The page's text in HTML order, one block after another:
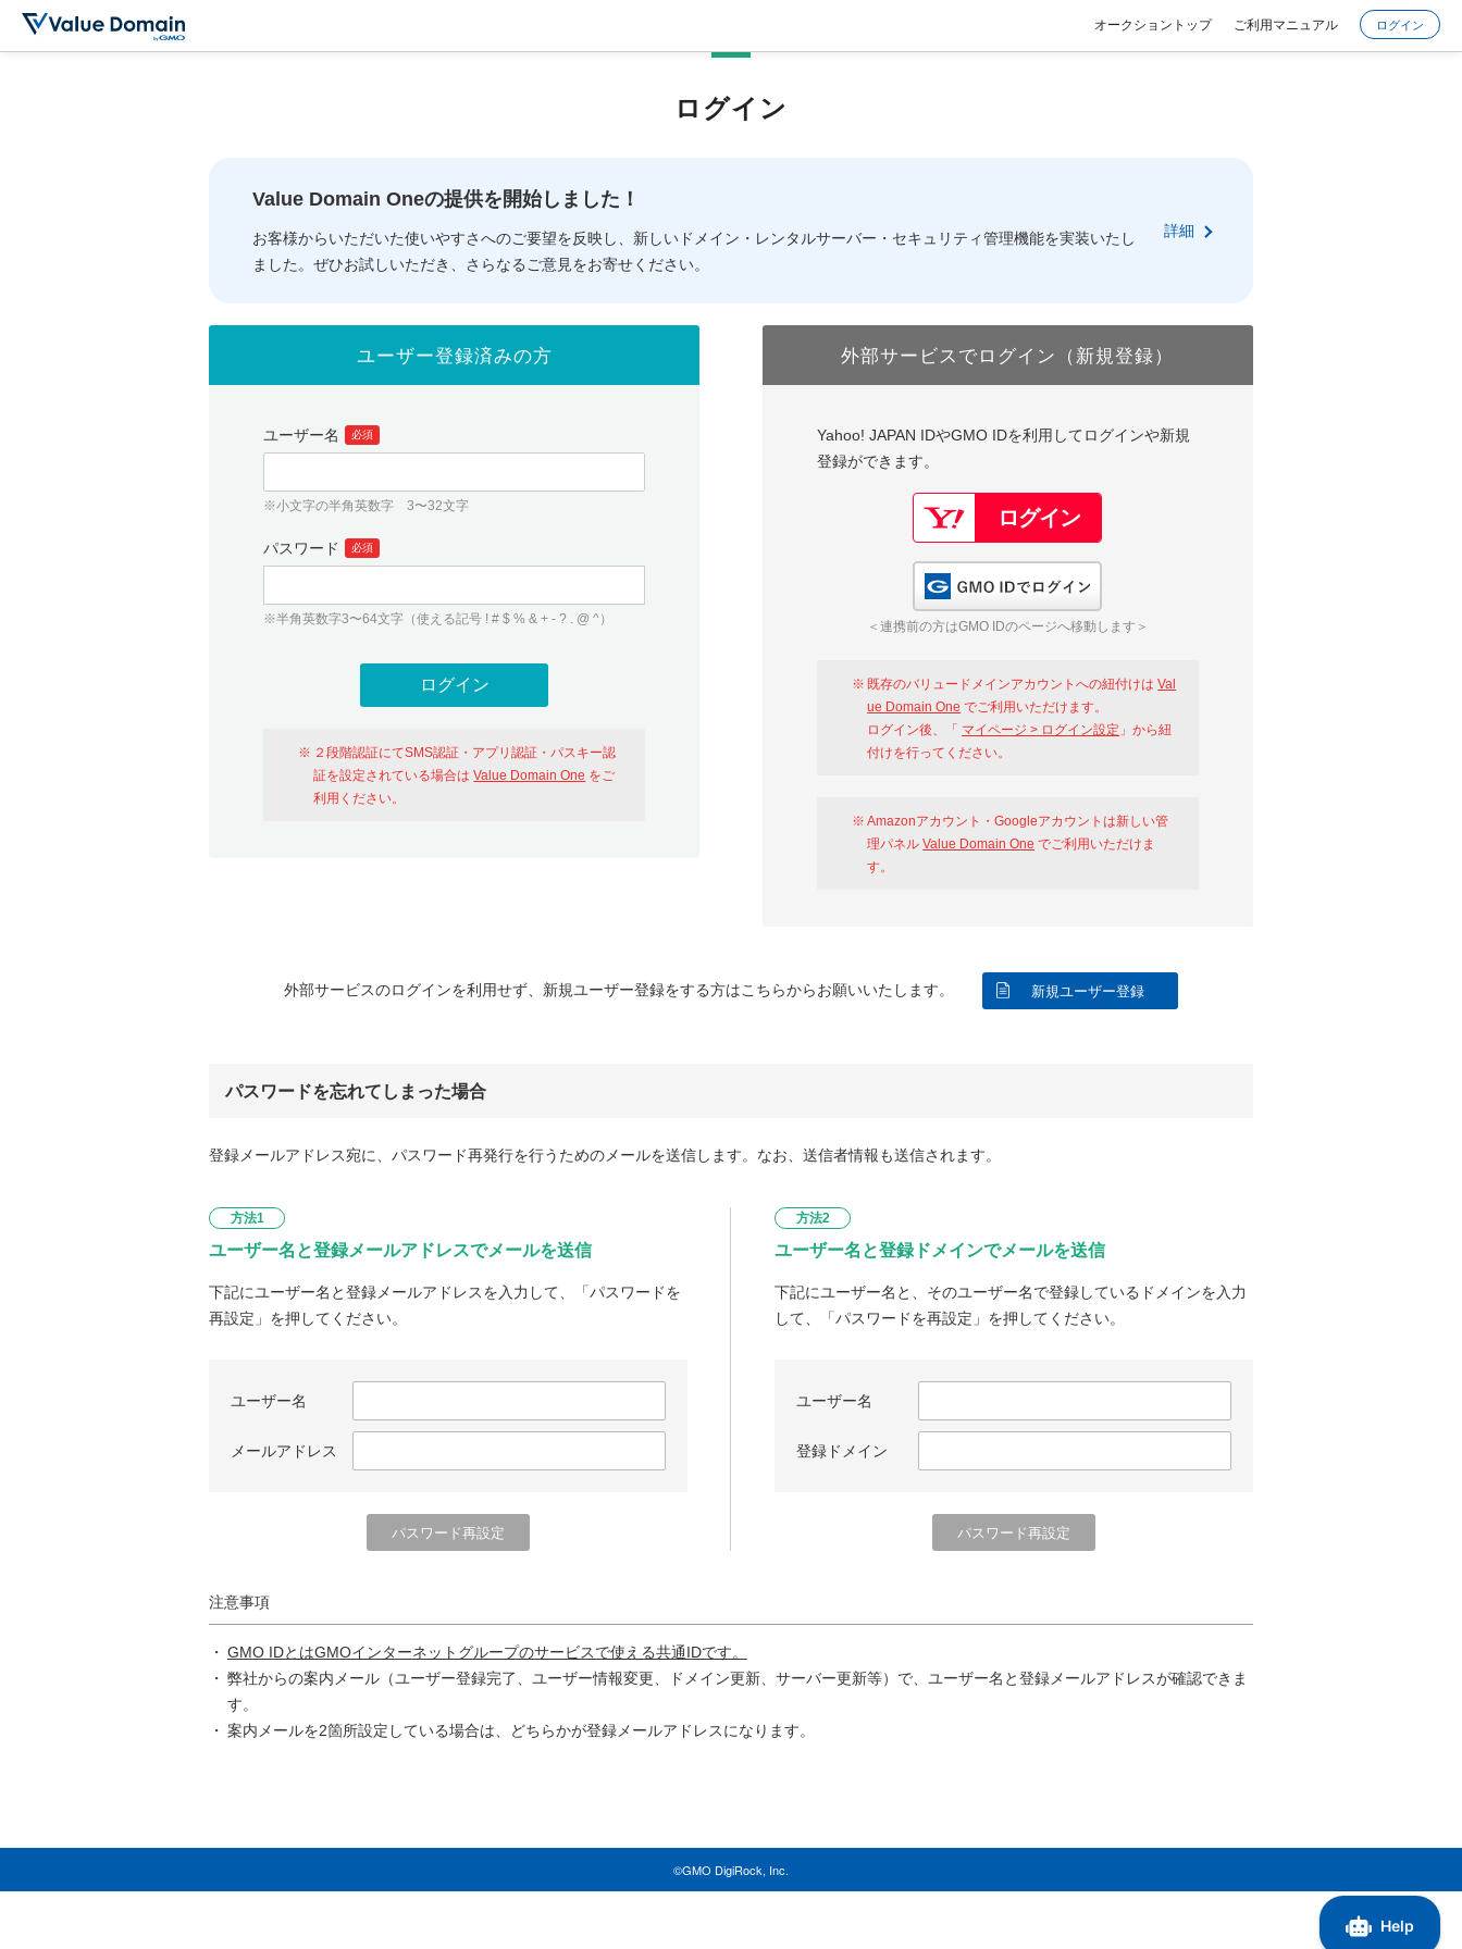
オークショントップ ご利用マニュアル ログイン
ログイン
Value Domain Oneの提供を開始しました！
お客様からいただいた使いやすさへのご要望を反映し、新しいドメイン・レンタルサーバー・セキュリティ管理機能を実装いたし
ました。ぜひお試しいただき、さらなるご意見をお寄せください。
詳細
ユーザー登録済みの方
ユーザー名 必須
※小文字の半角英数字 3〜32文字
パスワード 必須
※半角英数字3〜64文字（使える記号 ! # $ % & + - ? . @ ^）
２段階認証にてSMS認証・アプリ認証・パスキー認
証を設定されている場合はValue Domain One をご
利用ください。
外部サービスでログイン（新規登録）
Yahoo! JAPAN IDやGMO IDを利用してログインや新規
登録ができます。
＜連携前の方はGMO IDのページへ移動します＞
既存のバリュードメインアカウントへの紐付けはVal
ue Domain One でご利用いただけます。
ログイン後、「 マイページ > ログイン設定 」から紐
付けを行ってください。
Amazonアカウント・Googleアカウントは新しい管
理パネルValue Domain One でご利用いただけま
す。
外部サービスのログインを利用せず、新規ユーザー登録をする方はこちらからお願いいたします。 新規ユーザー登録
パスワードを忘れてしまった場合
登録メールアドレス宛に、パスワード再発行を行うためのメールを送信します。なお、送信者情報も送信されます。
方法1
ユーザー名と登録メールアドレスでメールを送信
下記にユーザー名と登録メールアドレスを入力して、「パスワードを
再設定」を押してください。
ユーザー名
メールアドレス
方法2
ユーザー名と登録ドメインでメールを送信
下記にユーザー名と、そのユーザー名で登録しているドメインを入力
して、「パスワードを再設定」を押してください。
ユーザー名
登録ドメイン
注意事項
GMO IDとはGMOインターネットグループのサービスで使える共通IDです。
弊社からの案内メール（ユーザー登録完了、ユーザー情報変更、ドメイン更新、サーバー更新等）で、ユーザー名と登録メールアドレスが確認できま
す。
案内メールを2箇所設定している場合は、どちらかが登録メールアドレスになります。
©GMO DigiRock, Inc.